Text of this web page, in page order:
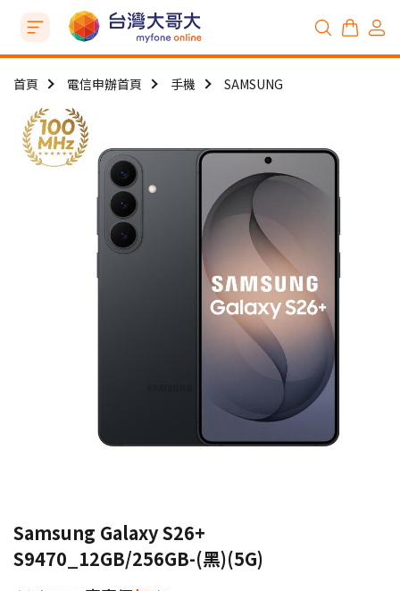
首頁 電信申辦首頁 手機 SAMSUNG
Samsung Galaxy S26+
S9470_12GB/256GB-(黑)(5G)